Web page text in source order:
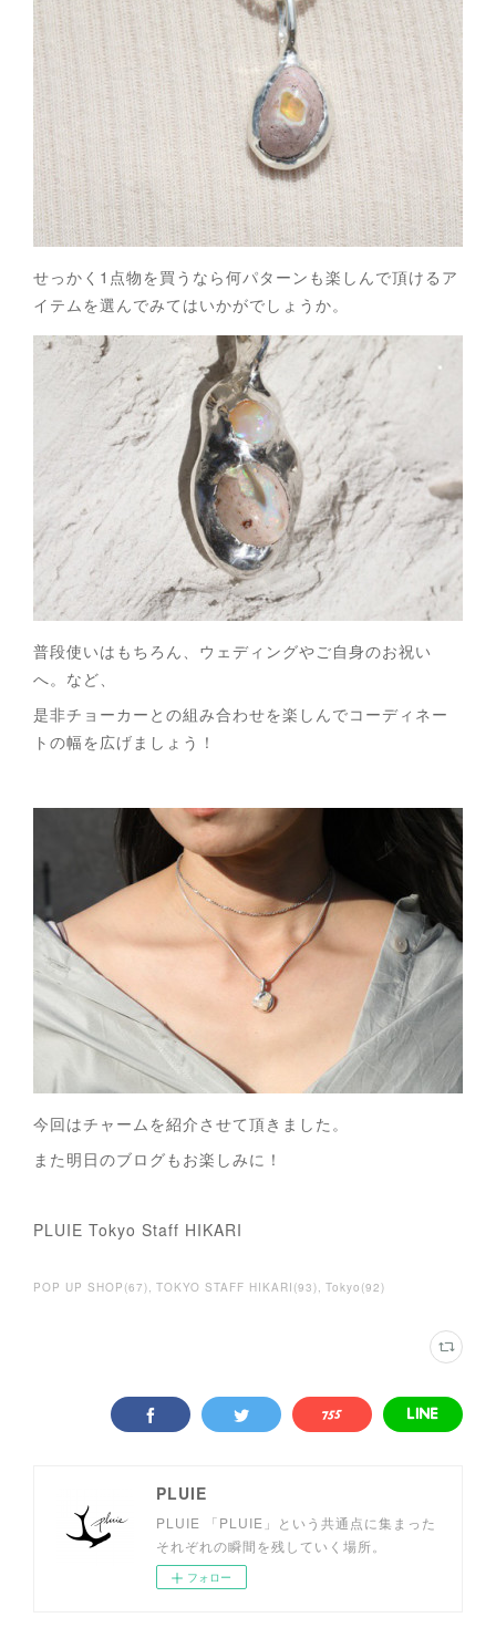
せっかく1点物を買うなら何パターンも楽しんで頂けるア
イテムを選んでみてはいかがでしょうか。
普段使いはもちろん、ウェディングやご自身のお祝い
へ。など、
是非チョーカーとの組み合わせを楽しんでコーディネー
トの幅を広げましょう！
今回はチャームを紹介させて頂きました。
また明日のブログもお楽しみに！
PLUIE Tokyo Staff HIKARI
POP UP SHOP (67) TOKYO STAFF HIKARI (93) Tokyo (92)
PLUIE
PLUIE 「PLUIE」という共通点に集まった
それぞれの瞬間を残していく場所。
フォロー